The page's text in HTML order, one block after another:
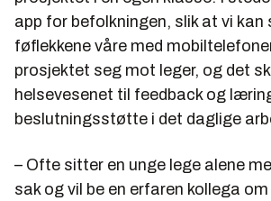
app for befolkningen, slik at vi kan
føflekkene våre med
prosjektet seg mot leger, og det
helsevesenet til feedback og
beslutningsstøtte i det daglige
– Ofte sitter en unge lege alene
sak og vil be en erfaren kollega